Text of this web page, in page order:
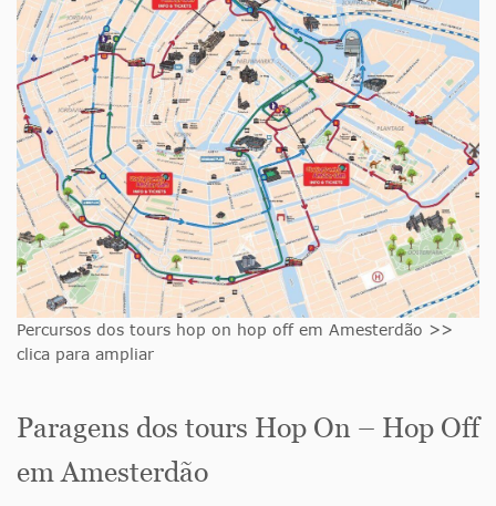
Percursos dos tours hop on hop off em Amesterdão >>
clica para ampliar
Paragens dos tours Hop On – Hop Off
em Amesterdão